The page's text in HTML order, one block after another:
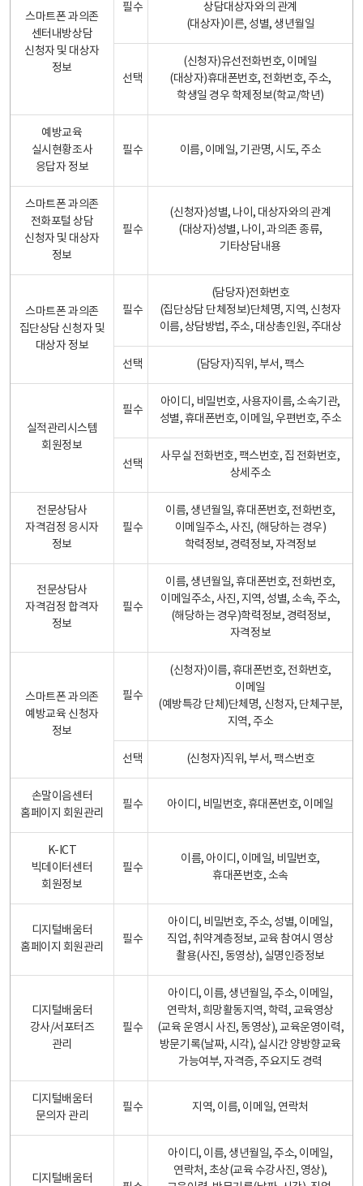
스마트폰 과의존
센터내방상담
신청자 및 대상자
정보
필수
상담대상자와의 관계
(대상자)이른, 성별, 생년월일
선택
(신청자)유선전화번호, 이메일
(대상자)휴대폰번호, 전화번호, 주소,
학생일 경우 학제정보(학교/학년)
예방교육
실시현황조사
응답자 정보
필수 이름, 이메일, 기관명, 시도, 주소
스마트폰 과의존
전화포털 상담
신청자 및 대상자
정보
필수
(신청자)성별, 나이, 대상자와의 관계
(대상자)성별, 나이, 과의존 종류,
기타상담내용
스마트폰 과의존
집단상담 신청자 및
대상자 정보
필수
(담당자)전화번호
(집단상담 단체정보)단체명, 지역, 신청자
이름, 상담방법, 주소, 대상총인원, 주대상
선택 (담당자)직위, 부서, 팩스
실적관리시스템
회원정보
필수
아이디, 비밀번호, 사용자이름, 소속기관,
성별, 휴대폰번호, 이메일, 우편번호, 주소
선택
사무실 전화번호, 팩스번호, 집 전화번호,
상세주소
전문상담사
자격검정 응시자
정보
필수
이름, 생년월일, 휴대폰번호, 전화번호,
이메일주소, 사진, (해당하는 경우)
학력정보, 경력정보, 자격정보
전문상담사
자격검정 합격자
정보
필수
이름, 생년월일, 휴대폰번호, 전화번호,
이메일주소, 사진, 지역, 성별, 소속, 주소,
(해당하는 경우)학력정보, 경력정보,
자격정보
스마트폰 과의존
예방교육 신청자
정보
필수
(신청자)이름, 휴대폰번호, 전화번호,
이메일
(예방특강 단체)단체명, 신청자, 단체구분,
지역, 주소
선택 (신청자)직위, 부서, 팩스번호
손말이음센터
홈페이지 회원관리
필수 아이디, 비밀번호, 휴대폰번호, 이메일
K-ICT
빅데이터센터
회원정보
필수
이름, 아이디, 이메일, 비밀번호,
휴대폰번호, 소속
디지털배움터
홈페이지 회원관리
필수
아이디, 비밀번호, 주소, 성별, 이메일,
직업, 취약계층정보, 교육 참여시 영상
촬용(사진, 동영상), 실명인증정보
디지털배움터
강사/서포터즈
관리
필수
아이디, 이름, 생년월일, 주소, 이메일,
연락처, 희망활동지역, 학력, 교육영상
(교육 운영시 사진, 동영상), 교육운영이력,
방문기록(날짜, 시각), 실시간 양방향교육
가능여부, 자격증, 주요지도 경력
디지털배움터
문의자 관리
필수 지역, 이름, 이메일, 연락처
디지털배움터
아이디, 이름, 생년월일, 주소, 이메일,
연락처, 초상(교육 수강사진, 영상),